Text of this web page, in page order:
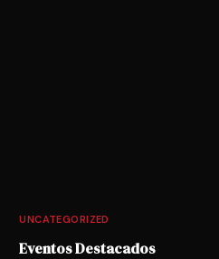
UNCATEGORIZED
Eventos Destacados